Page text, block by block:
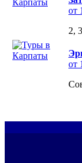
от
2,
от